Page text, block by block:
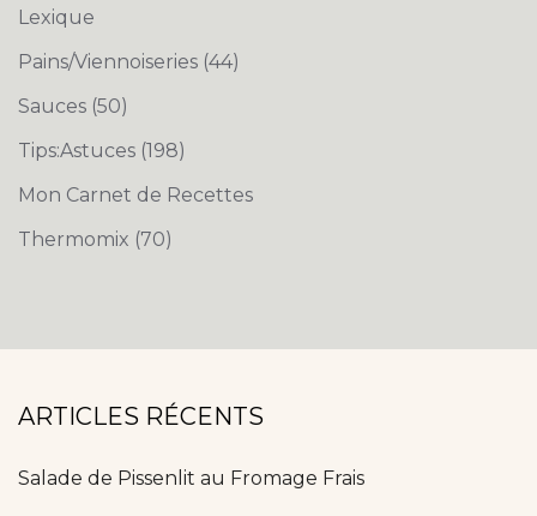
Lexique
Pains/Viennoiseries (44)
Sauces (50)
Tips:Astuces (198)
Mon Carnet de Recettes
Thermomix (70)
ARTICLES RÉCENTS
Salade de Pissenlit au Fromage Frais